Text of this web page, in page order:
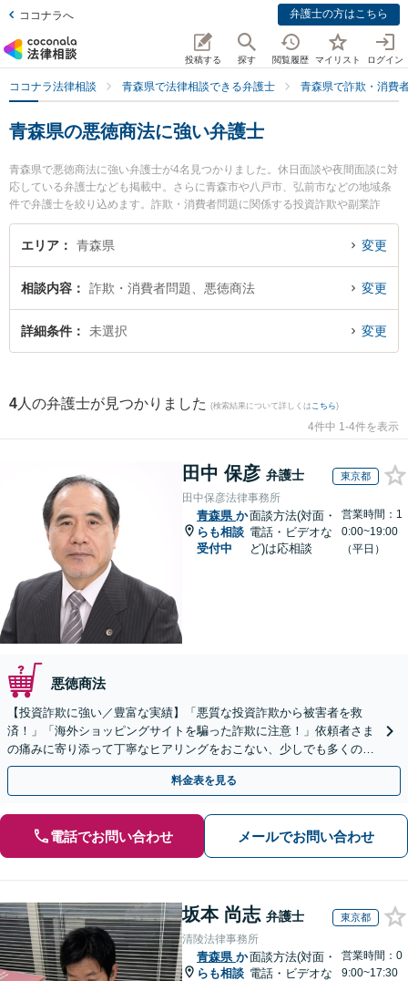
ココナラへ 弁護士の方はこちら
投稿する 探す 閲覧履歴 マイリスト ログイン
ココナラ法律相談 青森県で法律相談できる弁護士 青森県で詐欺・消費
青森県の悪徳商法に強い弁護士
青森県で悪徳商法に強い弁護士が4名見つかりました。休日面談や夜間面談に対
応している弁護士なども掲載中。さらに青森市や八戸市、弘前市などの地域条
件で弁護士を絞り込めます。詐欺・消費者問題に関係する投資詐欺や副業詐
欺、FX詐欺等の細かな分野での絞り込み検索もでき便利です。特に安藤法律事
務所の安藤 祥吾弁護士や澤村こうじ法律事務所の澤村 康治弁護士、青い森法律
弁護士に相談したい』『悪徳商法のトラブル解決の実績豊富な近くの弁護士を
検索したい』『初回相談無料で悪徳商法を法律相談できる青森県内の弁護士に
相談予約したい』などでお困りの相談者さんにおすすめです。
エリア 青森県 変更
相談内容 詐欺・消費者問題、悪徳商法 変更
詳細条件 未選択 変更
4 人の弁護士が見つかりました (検索結果について詳しくは こちら)
4件中 1-4件を表示
田中 保彦 弁護士 東京都
田中保彦法律事務所
青森県 か
らも相談
受付中
面談方法(対面・
電話・ビデオな
ど)は応相談
営業時間：1
0:00~19:00
（平日）
悪徳商法
【投資詐欺に強い／豊富な実績】「悪質な投資詐欺から被害者を救
済！」「海外ショッピングサイトを騙った詐欺に注意！」依頼者さま
の痛みに寄り添って丁寧なヒアリングをおこない、少しでも多くの返
金が得られるよう尽力します！
料金表を見る
電話でお問い合わせ メールでお問い合わせ
坂本 尚志 弁護士 東京都
清陵法律事務所
青森県 か
らも相談
面談方法(対面・
電話・ビデオな
営業時間：0
9:00~17:30